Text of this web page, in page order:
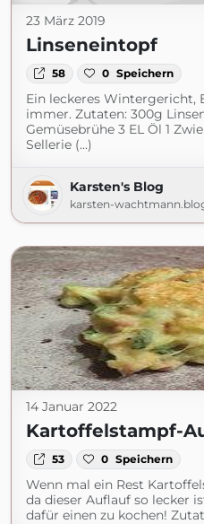
23 März 2019
Linseneintopf
58 0 Speichern
Ein leckeres Wintergericht,
immer. Zutaten: 300g
Gemüsebrühe 3 EL Öl 1
Sellerie (...)
Karsten's Blog
karsten-
14 Januar 2022
Kartoffelstampf-
53 0 Speichern
Wenn mal ein Rest
da dieser Auflauf so lecker
dafür einen zu kochen!